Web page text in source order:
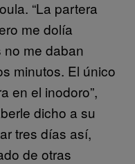
“La partera
me dolía
me daban
minutos. El único
en el inodoro”,
dicho a su
tres días así,
de otras